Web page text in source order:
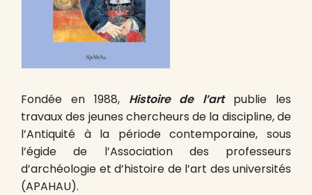
Fondée en 1988, Histoire de l’artpublie les
travaux des jeunes chercheurs de la discipline, de
l’Antiquité à la période contemporaine, sous
l’égide de l’Association des professeurs
d’archéologie et d’histoire de l’art des universités
(APAHAU).